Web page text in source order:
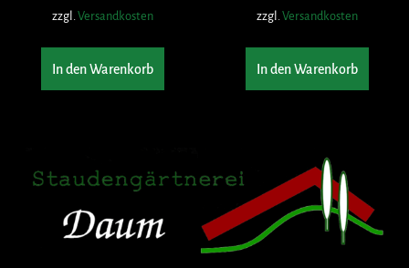
zzgl. Versandkosten
In den Warenkorb
zzgl. Versandkosten
In den Warenkorb